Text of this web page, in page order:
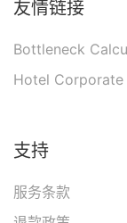
友情链接
Bottleneck
Hotel
支持
服务条款